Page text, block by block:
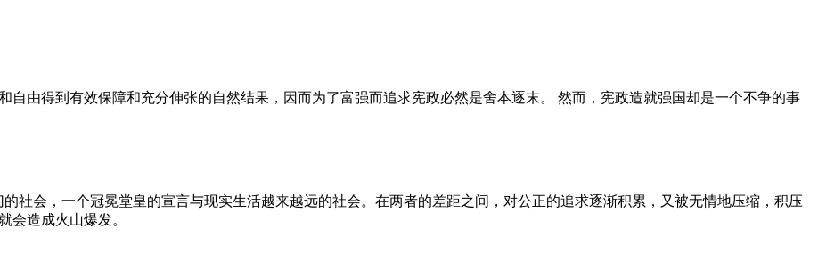
自由得到有效保障和充分伸张的自然结果，因而为了富强而追求宪政必然是舍本逐末。 然而，宪政造就强国却是一个不争的事
社会，一个冠冕堂皇的宣言与现实生活越来越远的社会。在两者的差距之间，对公正的追求逐渐积累，又被无情地压缩，积压
会造成火山爆发。